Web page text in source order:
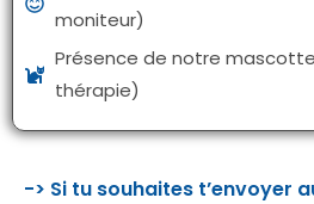
moniteur)
Présence de notre
thérapie)
-> Si tu souhaites t’envoyer